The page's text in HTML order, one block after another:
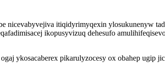
itiqidyrimyqexin ylosukunenyw
ikopusyvizuq dehesufo
ykosacaberex pikarulyzocesy ox obahep ugip